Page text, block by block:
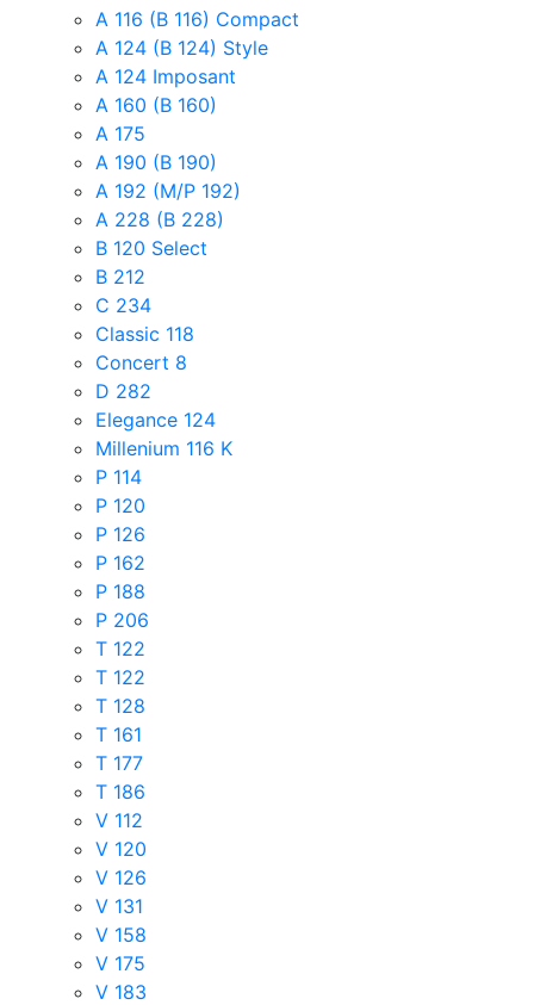
A 116 (B 116) Compact
A 124 (B 124) Style
A 124 Imposant
A 160 (B 160)
A 175
A 190 (B 190)
A 192 (M/P 192)
A 228 (B 228)
B 120 Select
B 212
C 234
Classic 118
Concert 8
D 282
Elegance 124
Millenium 116 K
P 114
P 120
P 126
P 162
P 188
P 206
T 122
T 122
T 128
T 161
T 177
T 186
V 112
V 120
V 126
V 131
V 158
V 175
V 183